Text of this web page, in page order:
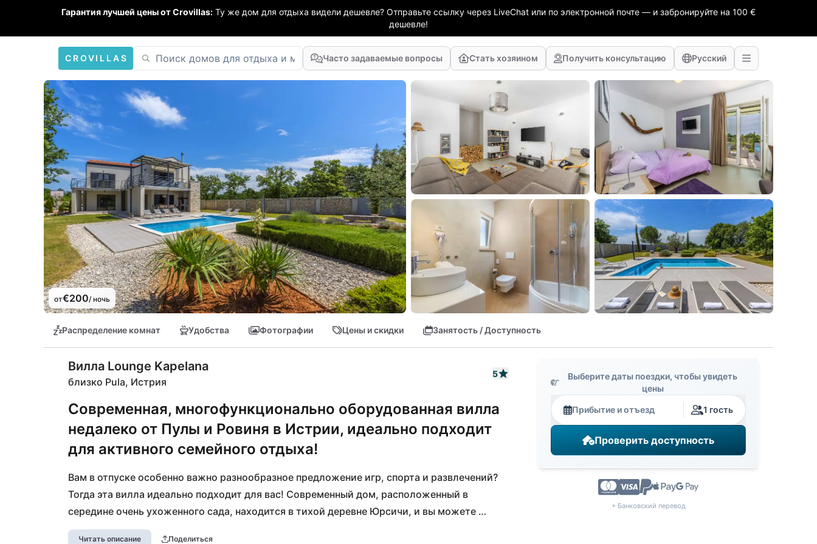
Гарантия лучшей цены от Crovillas: Ту же дом для отдыха видели дешевле? Отправьте ссылку через LiveChat или по электронной почте — и забронируйте на 100 €
дешевле!
CROVILLAS Часто задаваемые вопросы Стать хозяином Получить консультацию Русский
от€200/ ночь
Распределение комнат Удобства Фотографии Цены и скидки Занятость / Доступность
Вилла Lounge Kapelana
близко Pula, Истрия
5
Современная, многофункционально оборудованная вилла
недалеко от Пулы и Ровиня в Истрии, идеально подходит
для активного семейного отдыха!
Вам в отпуске особенно важно разнообразное предложение игр, спорта и развлечений?
Тогда эта вилла идеально подходит для вас! Современный дом, расположенный в
середине очень ухоженного сада, находится в тихой деревне Юрсичи, и вы можете
добраться до супермаркетов и ресторанов в Водняне всего за 10 минут на автомобиле.
Читать описание Поделиться
Выберите даты поездки, чтобы увидеть
цены
Прибытие и отъезд 1 гость
Проверить доступность
+ Банковский перевод